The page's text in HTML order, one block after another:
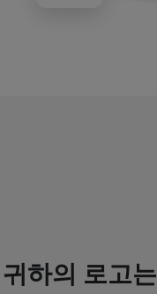
귀하의 로고